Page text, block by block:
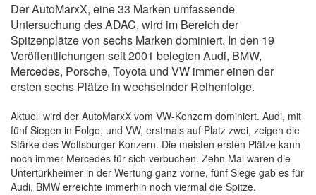
Der AutoMarxX, eine 33 Marken umfassende
Untersuchung des ADAC, wird im Bereich der
Spitzenplätze von sechs Marken dominiert. In den 19
Veröffentlichungen seit 2001 belegten Audi, BMW,
Mercedes, Porsche, Toyota und VW immer einen der
ersten sechs Plätze in wechselnder Reihenfolge.
Aktuell wird der AutoMarxX vom VW-Konzern dominiert. Audi, mit
fünf Siegen in Folge, und VW, erstmals auf Platz zwei, zeigen die
Stärke des Wolfsburger Konzern. Die meisten ersten Plätze kann
noch immer Mercedes für sich verbuchen. Zehn Mal waren die
Untertürkheimer in der Wertung ganz vorne, fünf Siege gab es für
Audi, BMW erreichte immerhin noch viermal die Spitze.